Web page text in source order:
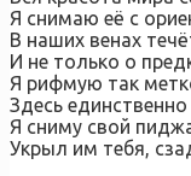
Я снимаю её с
В наших венах
И не только о
Я рифмую так
Здесь
Я сниму свой
Укрыл им тебя,